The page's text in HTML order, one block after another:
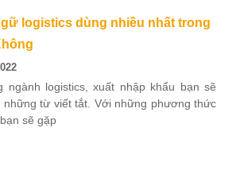
logistics dùng nhiều nhất trong
ngành logistics, xuất nhập khẩu bạn sẽ
những từ viết tắt. Với những phương thức
sẽ gặp